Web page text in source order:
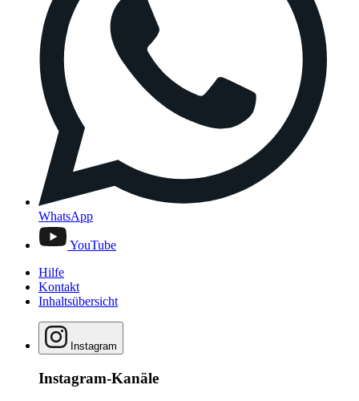
WhatsApp
YouTube
Hilfe
Kontakt
Inhaltsübersicht
Instagram
Instagram-Kanäle